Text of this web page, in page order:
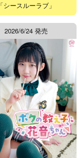
「シースルーラブ」
2026/6/24 発売